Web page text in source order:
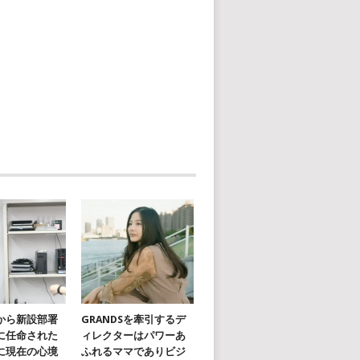
ら新設部署
任命された
現在の心境
GRANDSを牽引するデ
ィレクターはパワーあ
ふれるママでありビジ